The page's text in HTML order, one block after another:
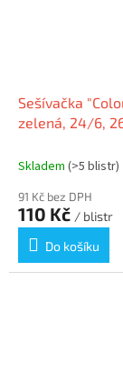
Sešívačka
zelená, 24/6, 26/6, mini,
Skladem (>5 blistr)
91 Kč bez DPH
110 Kč / blistr
Do košíku